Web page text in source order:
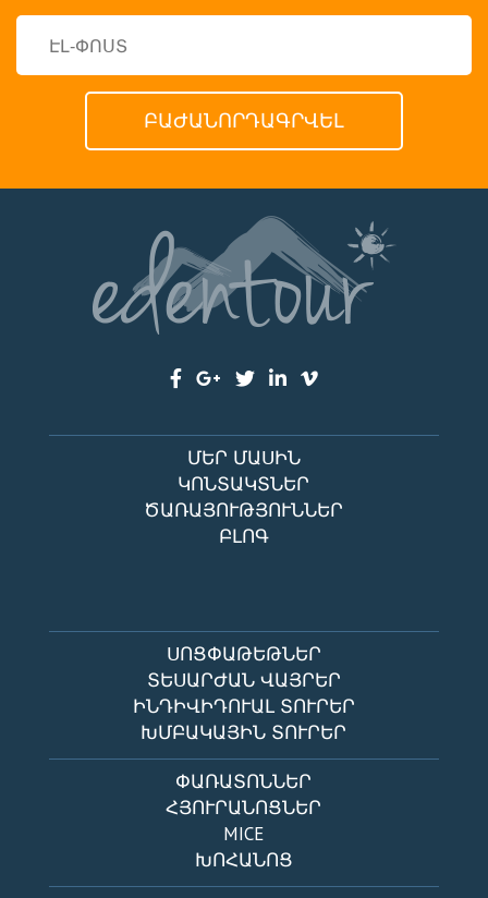
ՄԵՐ ՄԱՍԻՆ
ԿՈՆՏԱԿՏՆԵՐ
ԾԱՌԱՅՈՒԹՅՈՒՆՆԵՐ
ԲԼՈԳ
ՍՈՑՓԱԹԵԹՆԵՐ
ՏԵՍԱՐԺԱՆ ՎԱՅՐԵՐ
ԻՆԴԻՎԻԴՈՒԱԼ ՏՈՒՐԵՐ
ԽՄԲԱԿԱՅԻՆ ՏՈՒՐԵՐ
ՓԱՌԱՏՈՆՆԵՐ
ՀՅՈՒՐԱՆՈՑՆԵՐ
MICE
ԽՈՀԱՆՈՑ